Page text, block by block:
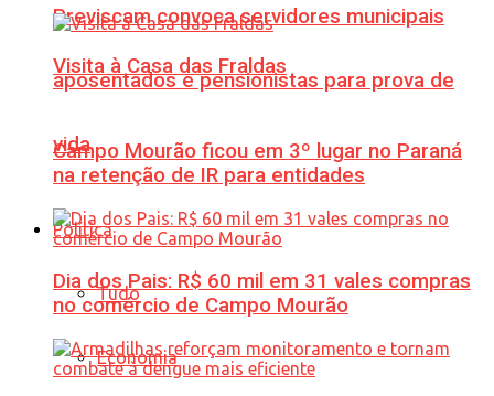
Previscam convoca servidores municipais
aposentados e pensionistas para prova de
vida
Política
Tudo
Economia
Visita à Casa das Fraldas
Campo Mourão ficou em 3º lugar no Paraná
na retenção de IR para entidades
Dia dos Pais: R$ 60 mil em 31 vales compras
no comércio de Campo Mourão